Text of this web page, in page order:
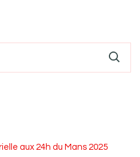
aux 24h du Mans 2025